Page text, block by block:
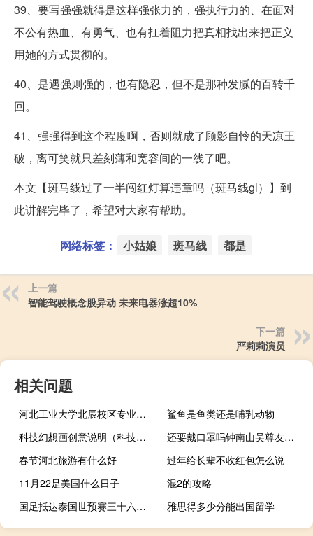
39、要写强强就得是这样强张力的，强执行力的、在面对
不公有热血、有勇气、也有扛着阻力把真相找出来把正义
用她的方式贯彻的。
40、是遇强则强的，也有隐忍，但不是那种发腻的百转千
回。
41、强强得到这个程度啊，否则就成了顾影自怜的天凉王
破，离可笑就只差刻薄和宽容间的一线了吧。
本文【斑马线过了一半闯红灯算违章吗（斑马线gl）】到
此讲解完毕了，希望对大家有帮助。
网络标签： 小姑娘 斑马线 都是
上一篇
智能驾驶概念股异动 未来电器涨超10%
下一篇
严莉莉演员
相关问题
河北工业大学北辰校区专业（河北工业大学北辰校区）
鲨鱼是鱼类还是哺乳动物
科技幻想画创意说明（科技幻想画）
还要戴口罩吗钟南山吴尊友张文宏给出建议 钟南山仍需考虑疫苗干预新冠感染
春节河北旅游有什么好
过年给长辈不收红包怎么说
11月22是美国什么日子
混2的攻略
国足抵达泰国世预赛三十六强赛首战想要拿分并不容易 到底什么情况嘞
雅思得多少分能出国留学